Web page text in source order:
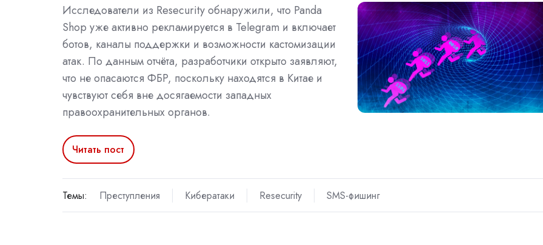
Исследователи из Resecurity обнаружили, что Panda
Shop уже активно рекламируется в Telegram и включает
ботов, каналы поддержки и возможности кастомизации
атак. По данным отчёта, разработчики открыто заявляют,
что не опасаются ФБР, поскольку находятся в Китае и
чувствуют себя вне досягаемости западных
правоохранительных органов.
Читать пост
Темы: Преступления Кибератаки Resecurity SMS-фишинг